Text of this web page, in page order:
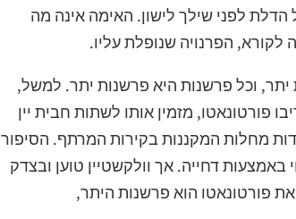
לפני שילך לישון. האימה אינה מה
הפרנויה שנופלת עליו.
יתר, וכל פרשנות היא פרשנות יתר. למשל,
מזמין אותו לשתות חבית יין
מחלות המקננות בקירות המרתף. הסיפור
באמצעות דחייה. אך וולקשטיין טוען ובצדק
פורטונאטו הוא פרשנות היתר,